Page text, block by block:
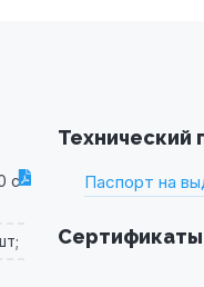
с
Технический
Паспорт на
Сертификаты